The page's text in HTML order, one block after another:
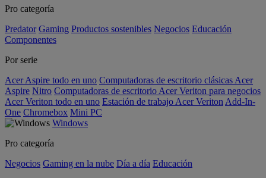
Pro categoría
Predator Gaming Productos sostenibles Negocios Educación
Componentes
Por serie
Acer Aspire todo en uno Computadoras de escritorio clásicas Acer
Aspire Nitro Computadoras de escritorio Acer Veriton para negocios
Acer Veriton todo en uno Estación de trabajo Acer Veriton Add-In-
One Chromebox Mini PC
Windows
Pro categoría
Negocios Gaming en la nube Día a día Educación